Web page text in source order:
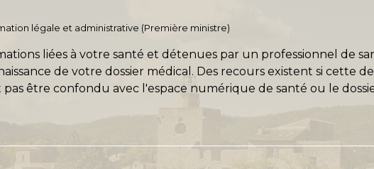
légale et administrative (Première ministre)
liées à votre santé et détenues par un professionnel de
de votre dossier médical. Des recours existent si cette
pas être confondu avec l'espace numérique de santé ou le